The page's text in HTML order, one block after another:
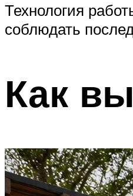
Технология
соблюдать
Как